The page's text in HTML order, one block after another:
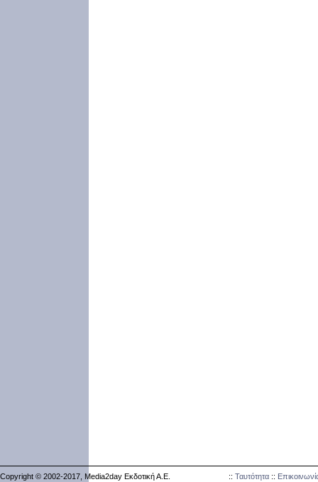
Copyright © 2002-2017, Media2day Εκδοτική Α.Ε. :: Ταυτότητα ::